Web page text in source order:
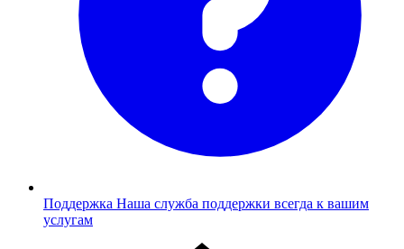
Поддержка Наша служба поддержки всегда к вашим
услугам